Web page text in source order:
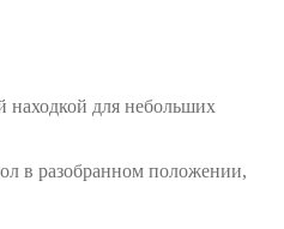
находкой для небольших
в разобранном положении,